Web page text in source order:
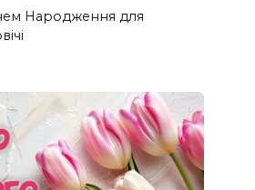
Народження для